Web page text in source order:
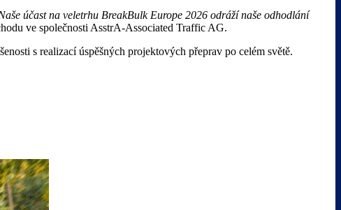
účast na veletrhu BreakBulk Europe 2026 odráží naše odhodlání
ve společnosti AsstrA-Associated Traffic AG.
s realizací úspěšných projektových přeprav po celém světě.